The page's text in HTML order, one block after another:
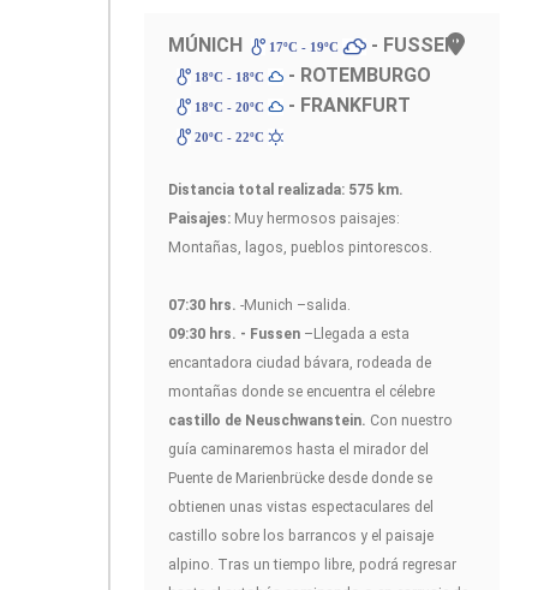
MÚNICH 17ºC - 19ºC - FUSSEN
18ºC - 18ºC - ROTEMBURGO
18ºC - 20ºC - FRANKFURT
20ºC - 22ºC
Distancia total realizada: 575 km.
Paisajes: Muy hermosos paisajes:
Montañas, lagos, pueblos pintorescos.
07:30 hrs. -Munich –salida.
09:30 hrs. - Fussen –Llegada a esta
encantadora ciudad bávara, rodeada de
montañas donde se encuentra el célebre
castillo de Neuschwanstein. Con nuestro
guía caminaremos hasta el mirador del
Puente de Marienbrücke desde donde se
obtienen unas vistas espectaculares del
castillo sobre los barrancos y el paisaje
alpino. Tras un tiempo libre, podrá regresar